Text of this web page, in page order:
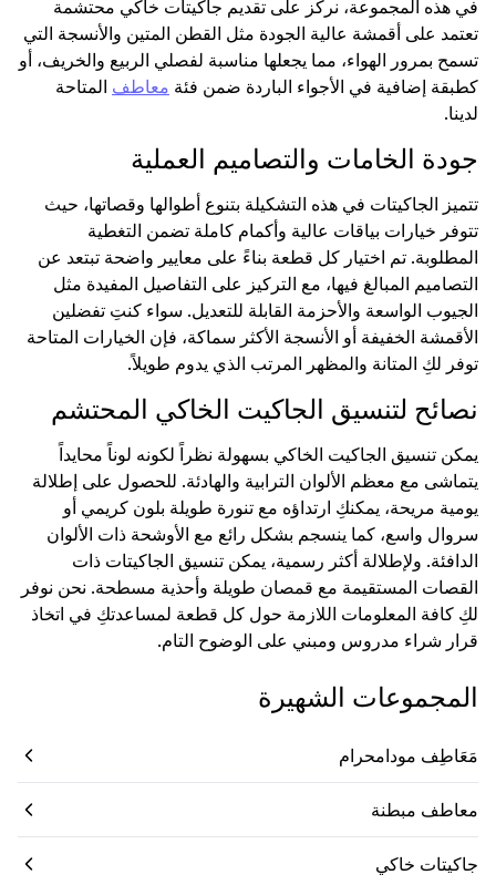
في هذه المجموعة، نركز على تقديم جاكيتات خاكي محتشمة
تعتمد على أقمشة عالية الجودة مثل القطن المتين والأنسجة التي
تسمح بمرور الهواء، مما يجعلها مناسبة لفصلي الربيع والخريف، أو
كطبقة إضافية في الأجواء الباردة ضمن فئة معاطف المتاحة
لدينا.
جودة الخامات والتصاميم العملية
تتميز الجاكيتات في هذه التشكيلة بتنوع أطوالها وقصاتها، حيث
تتوفر خيارات بياقات عالية وأكمام كاملة تضمن التغطية
المطلوبة. تم اختيار كل قطعة بناءً على معايير واضحة تبتعد عن
التصاميم المبالغ فيها، مع التركيز على التفاصيل المفيدة مثل
الجيوب الواسعة والأحزمة القابلة للتعديل. سواء كنتِ تفضلين
الأقمشة الخفيفة أو الأنسجة الأكثر سماكة، فإن الخيارات المتاحة
توفر لكِ المتانة والمظهر المرتب الذي يدوم طويلاً.
نصائح لتنسيق الجاكيت الخاكي المحتشم
يمكن تنسيق الجاكيت الخاكي بسهولة نظراً لكونه لوناً محايداً
يتماشى مع معظم الألوان الترابية والهادئة. للحصول على إطلالة
يومية مريحة، يمكنكِ ارتداؤه مع تنورة طويلة بلون كريمي أو
سروال واسع، كما ينسجم بشكل رائع مع الأوشحة ذات الألوان
الدافئة. ولإطلالة أكثر رسمية، يمكن تنسيق الجاكيتات ذات
القصات المستقيمة مع قمصان طويلة وأحذية مسطحة. نحن نوفر
لكِ كافة المعلومات اللازمة حول كل قطعة لمساعدتكِ في اتخاذ
قرار شراء مدروس ومبني على الوضوح التام.
المجموعات الشهيرة
مَعَاطِف مودامحرام
معاطف مبطنة
جاكيتات خاكي